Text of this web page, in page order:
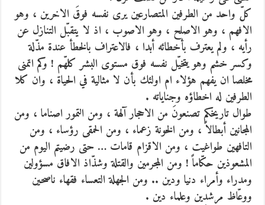
كلّ واحد من الطرفين المتصارعين يرى نفسه فوقَ الاخرين ، وهو
الافهم ، وهو الاصلح ، وهو الاصوب ، اذ لا يتقبّل التنازل عن
رأيه ، ولم يعترف بأخطائه أبدا ، فالاعتراف بالخطأ عندة مذّلة
وكسر خشم وهو يتخيّل نفسه فوق مستوى البشر كلهّم ! وكم اتمنى
مخلصا ان يفهم هؤلاء ام اولئك بأن لا مثالية في الحياة ، وان كلا
الطرفين له اخطاؤه وجناياته .
طوال تاريخكم تصنعونَ من الاحجار آلهة ، ومن التمور اصناما ، ومن
المجانين أبطالاً ، ومن الخونة زعماء ، ومن الحمقى رؤساء ، ومن
التافهين طواغيت ، ومن الاقزام قامات … حتى رضيتم اليوم من
المشعوذين حكّاماً ! ومن المجرمين والقتلة وشذّاذ الافاق مسؤولين
ومدراء وأمراء دنيا ودين .. ومن الجهلة التعساء فقهاء ناصحين
ووعّاظ مرشدين وعلماء دين .